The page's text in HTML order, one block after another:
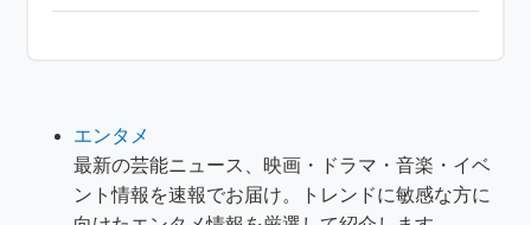
エンタメ
最新の芸能ニュース、映画・ドラマ・音楽・イベ
ント情報を速報でお届け。トレンドに敏感な方に